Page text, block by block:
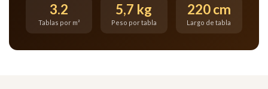
3.2
Tablas por m²
5,7 kg
Peso por tabla
220 cm
Largo de tabla